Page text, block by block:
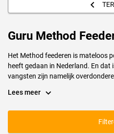
Guru Method
Het Method feederen is mateloos
heeft gedaan in Nederland. En
vangsten zijn namelijk
gaan. Doordat je met mini boilies
kan je zulke vissen prima landen.
Lees meer